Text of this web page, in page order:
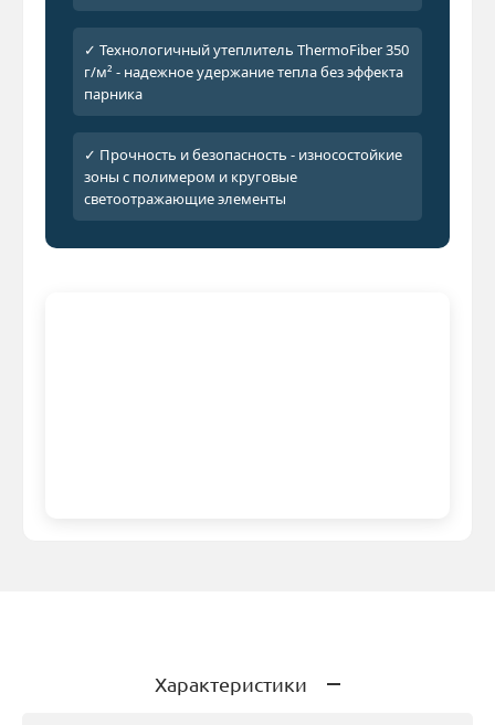
✓ Технологичный утеплитель ThermoFiber 350
г/м² - надежное удержание тепла без эффекта
парника
✓ Прочность и безопасность - износостойкие
зоны с полимером и круговые
светоотражающие элементы
Характеристики